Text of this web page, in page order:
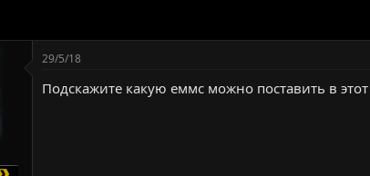
29/5/18
Подскажите какую еммс можно поставить в